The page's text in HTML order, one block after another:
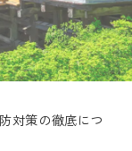
対策の徹底につ